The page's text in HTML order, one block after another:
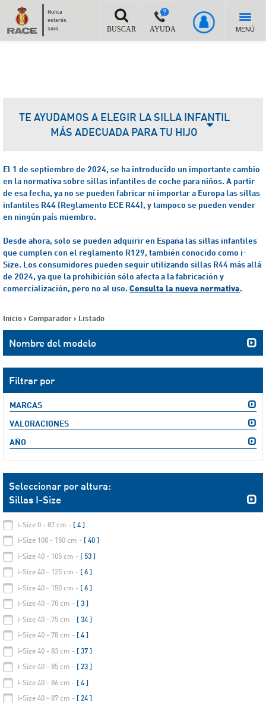
Nunca
estarás
solo
BUSCAR AYUDA MENÚ
TE AYUDAMOS A ELEGIR LA SILLA INFANTIL
MÁS ADECUADA PARA TU HIJO
El 1 de septiembre de 2024, se ha introducido un importante cambio
en la normativa sobre sillas infantiles de coche para niños. A partir
de esa fecha, ya no se pueden fabricar ni importar a Europa las sillas
infantiles R44 (Reglamento ECE R44), y tampoco se pueden vender
en ningún país miembro.
Desde ahora, solo se pueden adquirir en España las sillas infantiles
que cumplen con el reglamento R129, también conocido como i-
Size. Los consumidores pueden seguir utilizando sillas R44 más allá
de 2024, ya que la prohibición sólo afecta a la fabricación y
comercialización, pero no al uso. Consulta la nueva normativa.
Inicio > Comparador > Listado
Nombre del modelo
Filtrar por
MARCAS
VALORACIONES
AÑO
Seleccionar por altura:
Sillas I-Size
i-Size 0 - 87 cm - [ 4 ]
i-Size 100 - 150 cm - [ 40 ]
i-Size 40 - 105 cm - [ 53 ]
i-Size 40 - 125 cm - [ 6 ]
i-Size 40 - 150 cm - [ 6 ]
i-Size 40 - 70 cm - [ 3 ]
i-Size 40 - 75 cm - [ 34 ]
i-Size 40 - 78 cm - [ 4 ]
i-Size 40 - 83 cm - [ 37 ]
i-Size 40 - 85 cm - [ 23 ]
i-Size 40 - 86 cm - [ 4 ]
i-Size 40 - 87 cm - [ 24 ]